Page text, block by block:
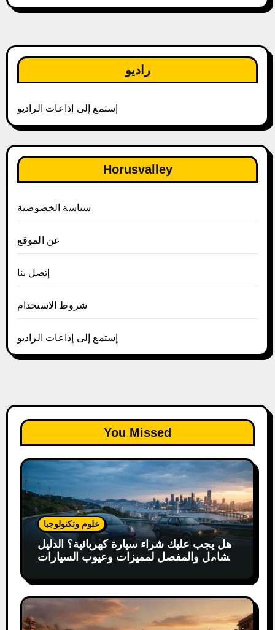
راديو
إستمع إلى إذاعات الراديو
Horusvalley
سياسة الخصوصية
عن الموقع
إتصل بنا
شروط الاستخدام
إستمع إلى إذاعات الراديو
You Missed
علوم وتكنولوجيا
هل يجب عليك شراء سيارة كهربائية؟ الدليل
الشامل والمفصل لمميزات وعيوب السيارات